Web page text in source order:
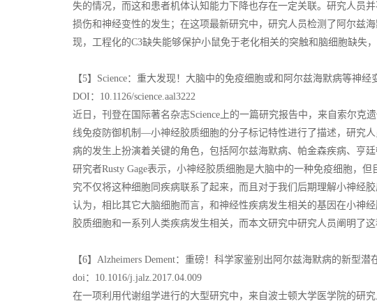
失的情况，而这和患者机体认知能力下降也存在一定关联。研究人员
损伤和神经变性的发生；在这项最新研究中，研究人员检测了阿尔兹
现，工程化的C3缺失能够保护小鼠免于老化相关的突触和脑细胞缺失
【5】Science：重大发现！大脑中的免疫细胞或和阿尔兹海默病等神
DOI：10.1126/science.aal3222
近日，刊登在国际著名杂志Science上的一篇研究报告中，来自索尔克
线免疫防御机制—小神经胶质细胞的分子标记特性进行了描述，研究
病的发生上扮演着关键的角色，包括阿尔兹海默病、帕金森疾病、亨廷
研究者Rusty Gage表示，小神经胶质细胞是大脑中的一种免疫细胞，
究不仅将这种细胞同疾病联系了起来，而且对于我们后期理解小神经
认为，相比其它大脑细胞而言，和神经性疾病发生相关的基因在小神
胶质细胞和一系列人类疾病发生相关，而本文研究中研究人员阐明了这
【6】Alzheimers Dement：重磅！科学家鉴别出阿尔兹海默病的新型潜
doi：10.1016/j.jalz.2017.04.009
在一项利用代谢组学进行的大型研究中，来自波士顿大学医学院的研